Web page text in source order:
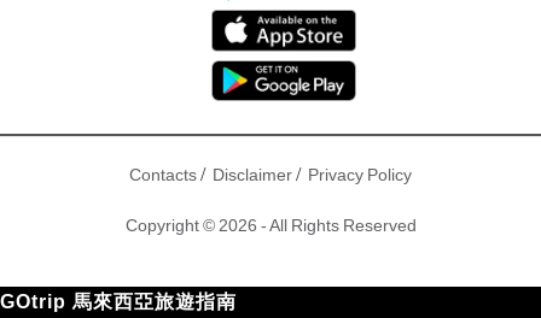
Contacts/ Disclaimer/ Privacy Policy
Copyright © 2026 - All Rights Reserved
GOtrip 馬來西亞旅遊指南